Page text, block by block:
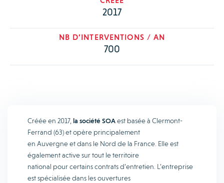
2017
NB D’INTERVENTIONS / AN
700
Créée en 2017, la société SOAest basée à Clermont-
Ferrand (63) et opère principalement
en Auvergne et dans le Nord de la France. Elle est
également active sur tout le territoire
national pour certains contrats d’entretien. L’entreprise
est spécialisée dans les ouvertures